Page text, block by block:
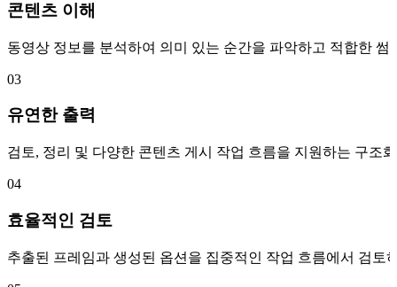
콘텐츠 이해
동영상 정보를 분석하여 의미 있는 순간을 파악하고 적합한
03
유연한 출력
검토, 정리 및 다양한 콘텐츠 게시 작업 흐름을 지원하는 구조
04
효율적인 검토
추출된 프레임과 생성된 옵션을 집중적인 작업 흐름에서 검